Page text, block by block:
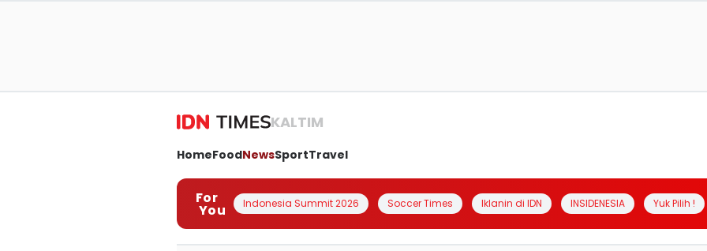
KALTIM
HomeFoodNewsSportTravel
For
You Indonesia Summit 2026 Soccer Times Iklanin di IDN INSIDENESIA Yuk Pilih !